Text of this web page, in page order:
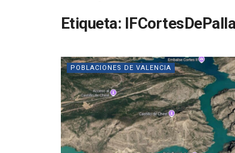
Etiqueta:
POBLACIONES DE VALENCIA